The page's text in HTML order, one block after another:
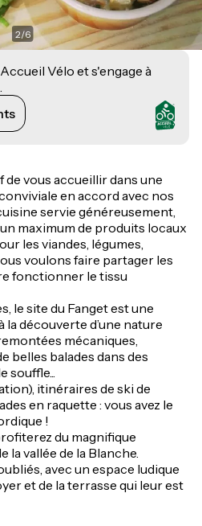
2/6
Vélo et s'engage à
de vous accueillir dans une
en accord avec nos
servie généreusement,
maximum de produits locaux
les viandes, légumes,
voulons faire partager les
fonctionner le tissu
le site du Fanget est une
la découverte d’une nature
mécaniques,
belles balades dans des
souffle...
itinéraires de ski de
en raquette : vous avez le
!
du magnifique
la vallée de la Blanche.
avec un espace ludique
et de la terrasse qui leur est